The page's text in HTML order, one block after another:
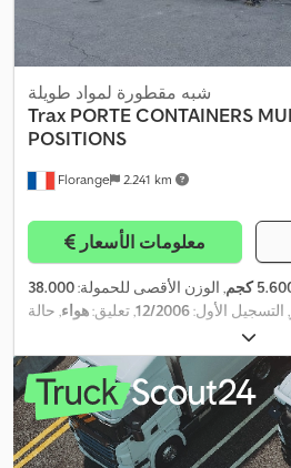
Florange 2.241 km
شبه مقطورة لمواد طويلة
Trax PORTE CONTAINERS
POSITIONS
معلومات الأسعار
كجم , الوزن الأقصى للحمولة:38.000
, التسجيل الأول:12/2006, تعليق:هواء, حالة